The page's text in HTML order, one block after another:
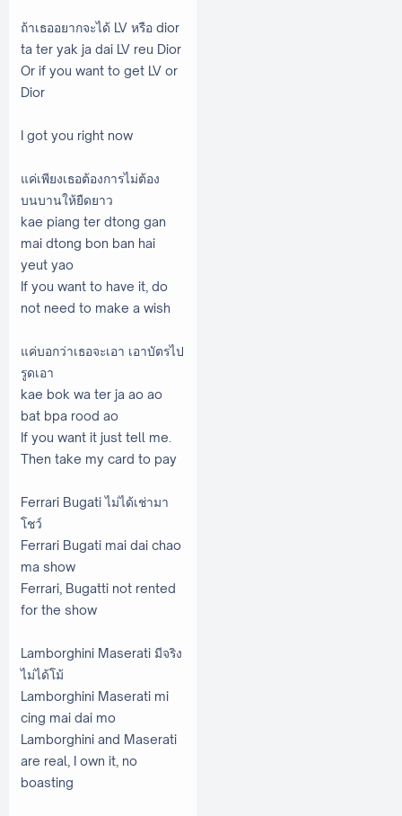
ถ้าเธออยากจะได้ LV หรือ dior
ta ter yak ja dai LV reu Dior
Or if you want to get LV or
Dior
I got you right now
แค่เพียงเธอต้องการไม่ต้อง
บนบานให้ยืดยาว
kae piang ter dtong gan
mai dtong bon ban hai
yeut yao
If you want to have it, do
not need to make a wish
แค่บอกว่าเธอจะเอา เอาบัตรไป
รูดเอา
kae bok wa ter ja ao ao
bat bpa rood ao
If you want it just tell me.
Then take my card to pay
Ferrari Bugati ไม่ได้เช่ามา
โชว์
Ferrari Bugati mai dai chao
ma show
Ferrari, Bugatti not rented
for the show
Lamborghini Maserati มีจริง
ไม่ได้โม้
Lamborghini Maserati mi
cing mai dai mo
Lamborghini and Maserati
are real, I own it, no
boasting